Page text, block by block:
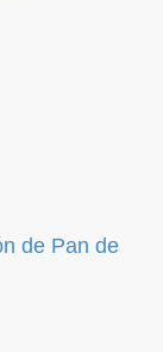
de Pan de